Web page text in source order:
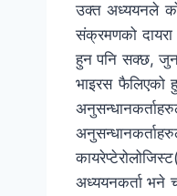
उक्त अध्ययनले
संक्रमणको
हुन पनि सक्छ, जुन
भाइरस फैलिएको
अध्ययनकर्ता भने